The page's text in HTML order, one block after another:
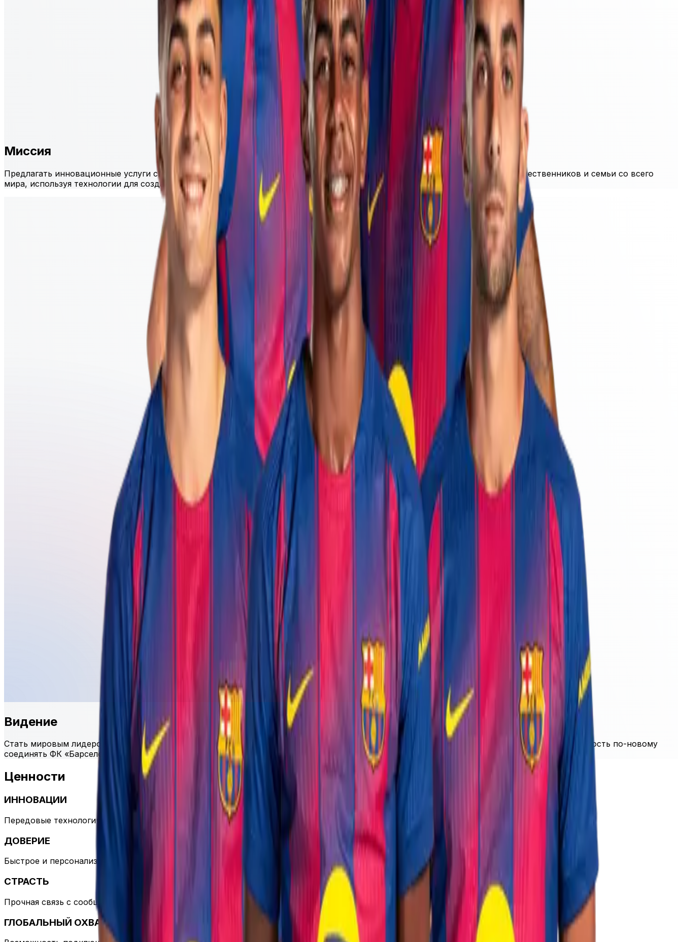
Миссия
Предлагать инновационные услуги связи, которые объединяют болельщиков футбольного клуба «Барселона», а также путешественников и семьи со всего
мира, используя технологии для создания уникального опыта общения с клубом.
Видение
Стать мировым лидером в области услуг связи и виртуальной мобильной связи, признанным за свои технологические инновации и способность по-новому
соединять ФК «Барселона» и его болельщиков по всему миру.
Ценности
ИННОВАЦИИ
Передовые технологические решения в сотрудничестве с ведущими технологическими компаниями, такими как MASORANGE.
ДОВЕРИЕ
Быстрое и персонализированное обслуживание клиентов, планы и тарифы для различных потребностей и аудиторий
СТРАСТЬ
Прочная связь с сообществом ФК «Барселона» и его глобальное влияние
ГЛОБАЛЬНЫЙ ОХВАТ